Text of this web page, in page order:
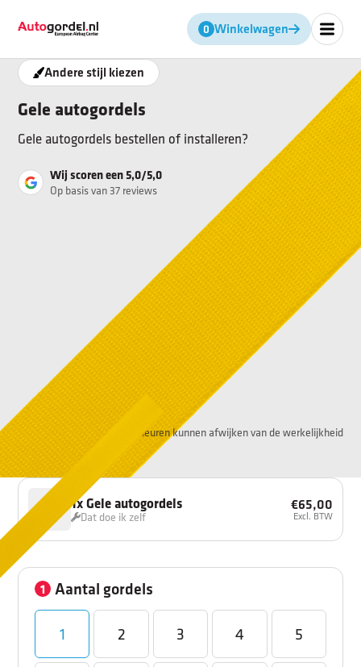
Winkelwagen
Geen producten in de
Andere stijl kiezen
Gele autogordels
Gele autogordels bestellen of installeren?
Wij scoren een 5,0/5,0
Op basis van 37 reviews
Kleuren kunnen afwijken van de werkelijkheid
1xGele autogordels
Dat doe ik zelf
€65,00
Excl. BTW
1 Aantal gordels
1 2 3 4 5